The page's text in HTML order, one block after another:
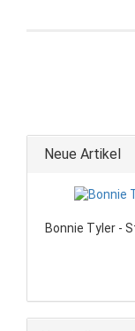
Neue Artikel
Bonnie Tyler -